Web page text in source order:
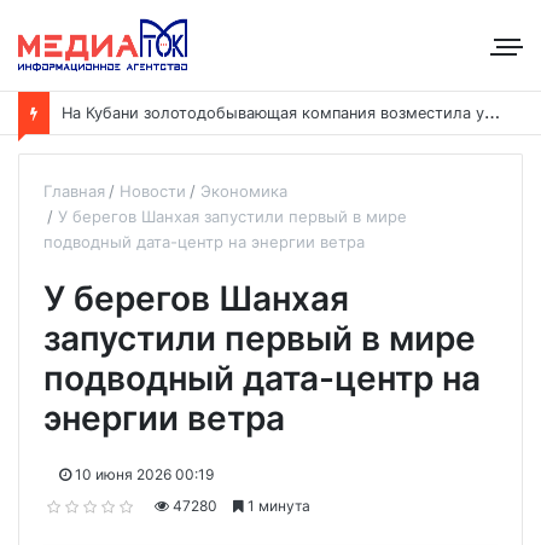
Н
а Кубани золотодобывающая компания возместила ущерб рекам на сумму почти 28 млн рублей
Главная Новости
Экономика
У берегов Шанхая запустили первый в мире
подводный дата-центр на энергии ветра
У берегов Шанхая
запустили первый в мире
подводный дата-центр на
энергии ветра
10 июня 2026 00:19
47280
1 минута